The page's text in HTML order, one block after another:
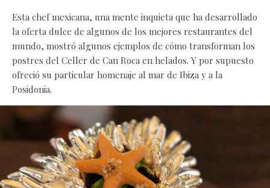
Esta chef mexicana, una mente inquieta que ha desarrollado
la oferta dulce de algunos de los mejores restaurantes del
mundo, mostró algunos ejemplos de cómo transforman los
postres del Celler de Can Roca en helados. Y por supuesto
ofreció su particular homenaje al mar de Ibiza y a la
Posidonia.